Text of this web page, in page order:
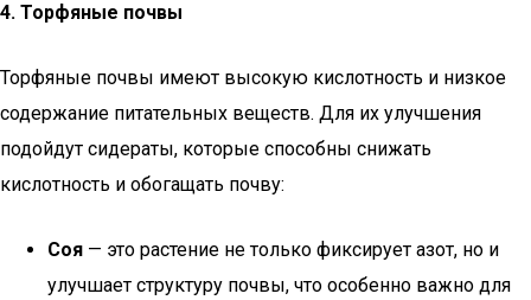
4. Торфяные почвы
Торфяные почвы имеют высокую кислотность и низкое
содержание питательных веществ. Для их улучшения
подойдут сидераты, которые способны снижать
кислотность и обогащать почву:
Соя — это растение не только фиксирует азот, но и
улучшает структуру почвы, что особенно важно для